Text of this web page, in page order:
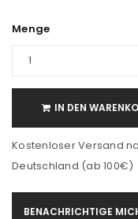
Menge
IN DEN
Kostenloser Versand
Deutschland (ab 100€)
BENACHRICHTIGE